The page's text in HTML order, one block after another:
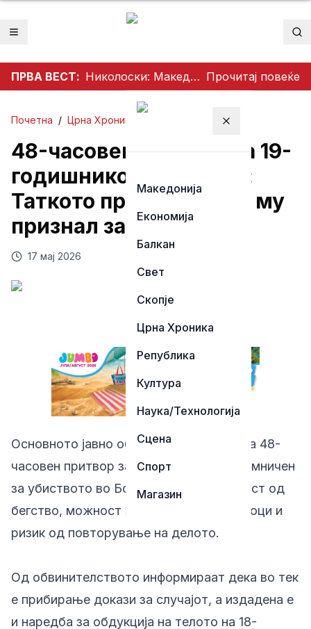
Отвори мени
ПРВА ВЕСТ: Николоски: Македонија го фаќа вистинскиот колосек, обезбедени 149 милиони евра грант за пругата кон Бугарија Прочитај повеќе
Затвори мени
Македонија
Економија
Балкан
Свет
Скопје
Црна Хроника
Република
Култура
Наука/Технологија
Сцена
Спорт
Магазин
Почетна / Црна Хроника
48-часовен притвор за 19-
годишникот од Бојане:
Таткото пријавил дека му
признал за убиството
17 мај 2026
Основното јавно обвинителство побара 48-
часовен притвор за 19-годишникот осомничен
за убиството во Бојане, поради опасност од
бегство, можност за влијание врз сведоци и
ризик од повторување на делото.
Од обвинителството информираат дека во тек
е прибирање докази за случајот, а издадена е
и наредба за обдукција на телото на 18-